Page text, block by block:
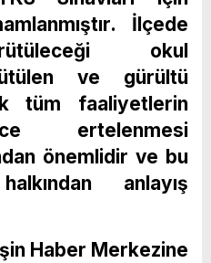
İlçede
okul
ve gürültü
tüm faaliyetlerin
ertelenmesi
önemlidir ve bu
anlayış
Haber Merkezine